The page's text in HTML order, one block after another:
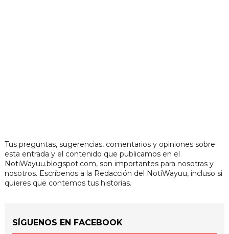
Tus preguntas, sugerencias, comentarios y opiniones sobre
esta entrada y el contenido que publicamos en el
NotiWayuu.blogspot.com, son importantes para nosotras y
nosotros. Escríbenos a la Redacción del NotiWayuu, incluso si
quieres que contemos tus historias.
SÍGUENOS EN FACEBOOK